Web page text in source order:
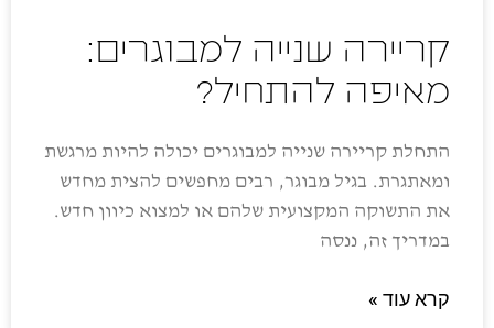
קריירה שנייה למבוגרים:
מאיפה להתחיל?
התחלת קריירה שנייה למבוגרים יכולה להיות מרגשת
ומאתגרת. בגיל מבוגר, רבים מחפשים להצית מחדש
את התשוקה המקצועית שלהם או למצוא כיוון חדש.
במדריך זה, ננסה
קרא עוד »